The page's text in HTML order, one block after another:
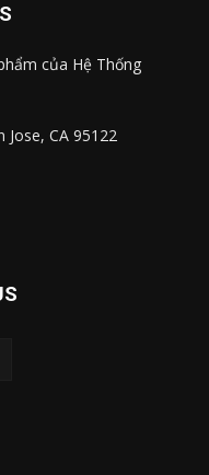
của Hệ Thống
Jose, CA 95122